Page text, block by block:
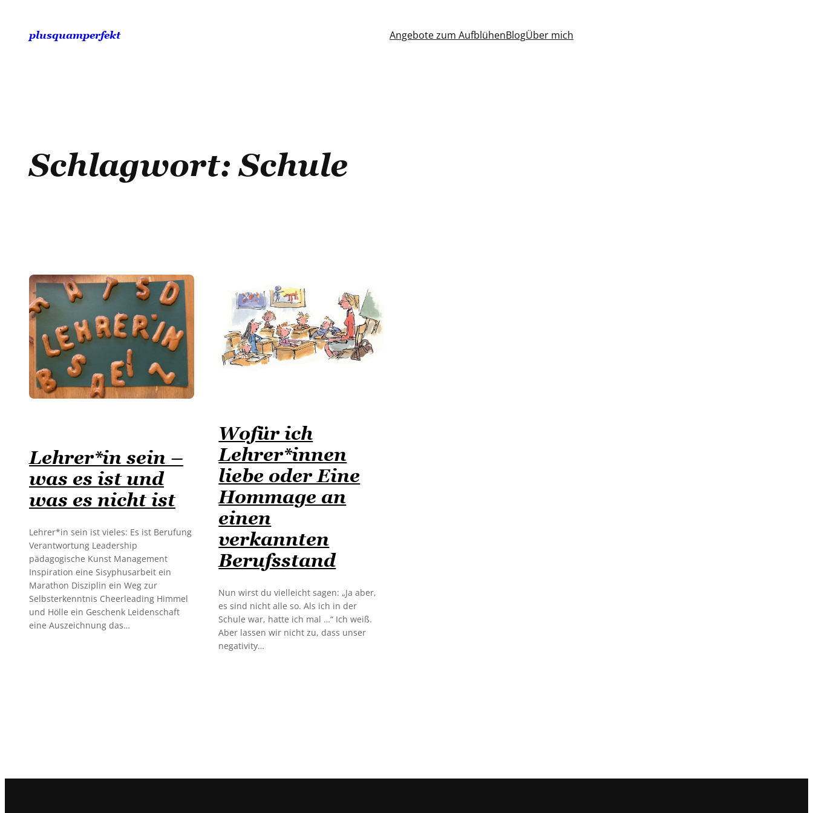
springen
plusquamperfekt Angebote zum AufblühenBlogÜber mich
Schlagwort:Schule
Lehrer*in sein –
was es ist und
was es nicht ist
Lehrer*in sein ist vieles: Es ist Berufung
Verantwortung Leadership
pädagogische Kunst Management
Inspiration eine Sisyphusarbeit ein
Marathon Disziplin ein Weg zur
Selbsterkenntnis Cheerleading Himmel
und Hölle ein Geschenk Leidenschaft
eine Auszeichnung das…
Wofür ich
Lehrer*innen
liebe oder Eine
Hommage an
einen
verkannten
Berufsstand
Nun wirst du vielleicht sagen: „Ja aber,
es sind nicht alle so. Als ich in der
Schule war, hatte ich mal …“ Ich weiß.
Aber lassen wir nicht zu, dass unser
negativity…